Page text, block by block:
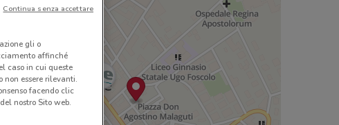
gli o
affinché
caso in cui queste
non essere rilevanti.
facendo clic
nostro Sito web.
Continua senza accettare